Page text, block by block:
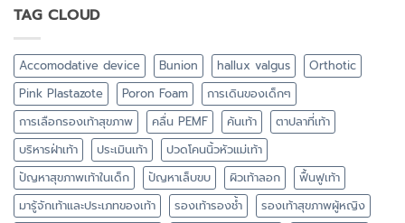
TAG CLOUD
Accomodative device Bunion hallux valgus
Orthotic
Pink Plastazote
Poron Foam
การเดินของเด็กๆ
การเลือกรองเท้าสุขภาพ
คลื่น PEMF คันเท้า
ตาปลาที่เท้า
บริหารฝ่าเท้า
ประเมินเท้า
ปวดโคนนิ้วหัวแม่เท้า
ปัญหาสุขภาพเท้าในเด็ก
ปัญหาเล็บขบ ผิวเท้าลอก
ฟื้นฟูเท้า
มารู้จักเท้าและประเภทของเท้า
รองเท้ารองช้ำ
รองเท้าสุขภาพผู้หญิง